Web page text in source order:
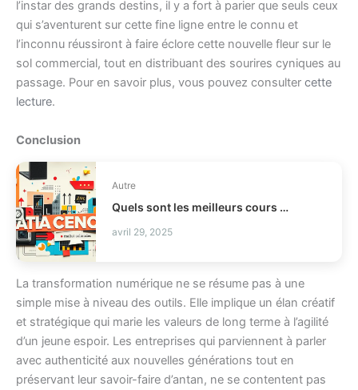
l’instar des grands destins, il y a fort à parier que seuls ceux
qui s’aventurent sur cette fine ligne entre le connu et
l’inconnu réussiront à faire éclore cette nouvelle fleur sur le
sol commercial, tout en distribuant des sourires cyniques au
passage. Pour en savoir plus, vous pouvez consulter cette
lecture.
Conclusion
Autre
Quels sont les meilleurs cours de Data Science en 2025 ?
avril 29, 2025
La transformation numérique ne se résume pas à une
simple mise à niveau des outils. Elle implique un élan créatif
et stratégique qui marie les valeurs de long terme à l’agilité
d’un jeune espoir. Les entreprises qui parviennent à parler
avec authenticité aux nouvelles générations tout en
préservant leur savoir-faire d’antan, ne se contentent pas